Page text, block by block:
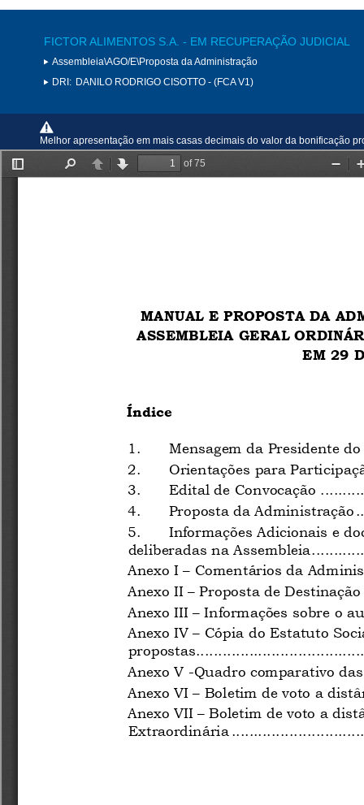
FICTOR ALIMENTOS S.A. - EM RECUPERAÇÃO JUDICIAL
Assembleia\AGO/E\Proposta da Administração
DRI: DANILO RODRIGO CISOTTO - (FCA V1)
Melhor apresentação em mais casas decimais do valor da bonificação